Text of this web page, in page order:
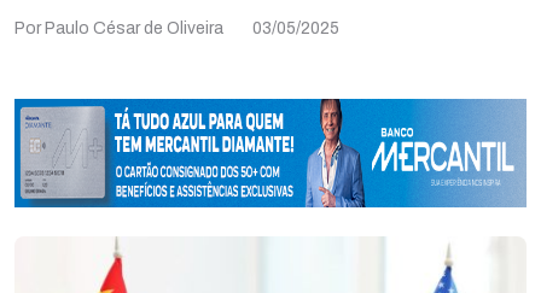
Por Paulo César de Oliveira 03/05/2025